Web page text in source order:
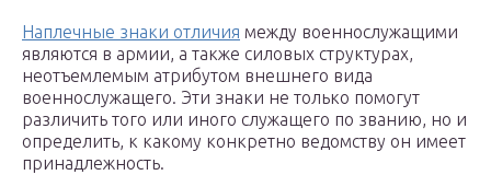
Наплечные знаки отличия между военнослужащими
являются в армии, а также силовых структурах,
неотъемлемым атрибутом внешнего вида
военнослужащего. Эти знаки не только помогут
различить того или иного служащего по званию, но и
определить, к какому конкретно ведомству он имеет
принадлежность.